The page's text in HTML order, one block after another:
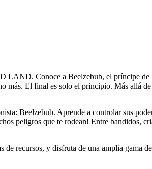
LAND. Conoce a Beelzebub, el príncipe
más. El final es solo el principio. Más allá
Beelzebub. Aprende a controlar sus
peligros que te rodean! Entre bandidos,
recursos, y disfruta de una amplia gama